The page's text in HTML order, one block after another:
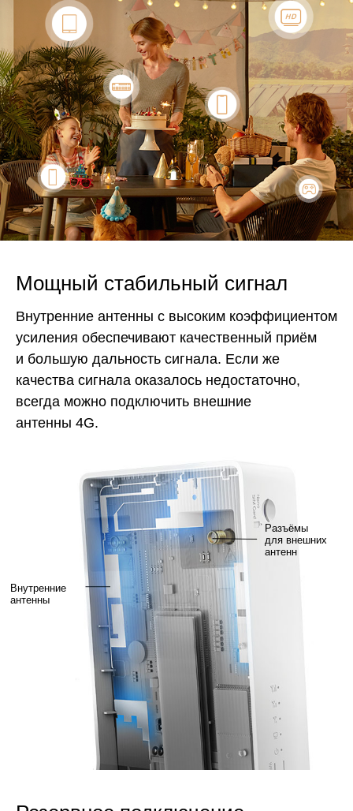
Мощный стабильный сигнал
Внутренние антенны с высоким коэффициентом
усиления обеспечивают качественный приём
и большую дальность сигнала. Если же
качества сигнала оказалось недостаточно,
всегда можно подключить внешние
антенны 4G.
Внутренние
антенны
Разъёмы
для внешних
антенн